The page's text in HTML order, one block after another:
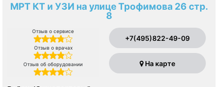
МРТ КТ и УЗИ на улице Трофимова 26 стр.
8
Отзыв о сервисе
Отзыв о врачах
Отзыв об оборудовании
+7(495)822-49-09
На карте